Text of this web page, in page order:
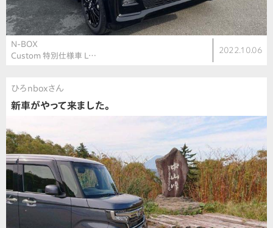
N-BOX
Custom 特別仕様車 L…
2022.10.06
ひろnboxさん
新車がやって来ました。